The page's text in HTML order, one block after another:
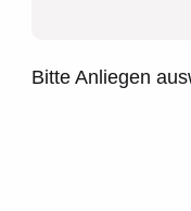
Bitte Anliegen